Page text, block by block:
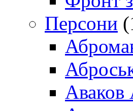
Персони
Аваков